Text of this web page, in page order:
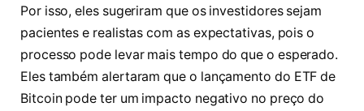
Por isso, eles sugeriram que os investidores sejam
pacientes e realistas com as expectativas, pois o
processo pode levar mais tempo do que o esperado.
Eles também alertaram que o lançamento do ETF de
Bitcoin pode ter um impacto negativo no preço do